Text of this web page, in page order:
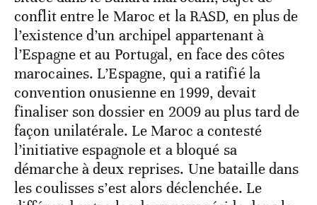
conflit entre le Maroc et la RASD, en plus de
l’existence d’un archipel appartenant à
l’Espagne et au Portugal, en face des côtes
marocaines. L’Espagne, qui a ratifié la
convention onusienne en 1999, devait
finaliser son dossier en 2009 au plus tard de
façon unilatérale. Le Maroc a contesté
l’initiative espagnole et a bloqué sa
démarche à deux reprises. Une bataille dans
les coulisses s’est alors déclenchée. Le